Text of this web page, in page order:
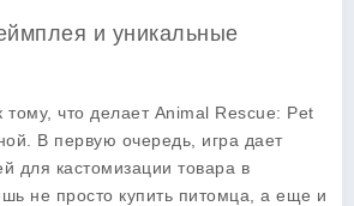
и уникальные
что делает Animal Rescue: Pet
В первую очередь, игра дает
для кастомизации товара в
не просто купить питомца, а еще и